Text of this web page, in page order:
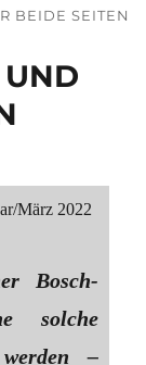
BEIDE SEITEN
Bosch-
solche
–